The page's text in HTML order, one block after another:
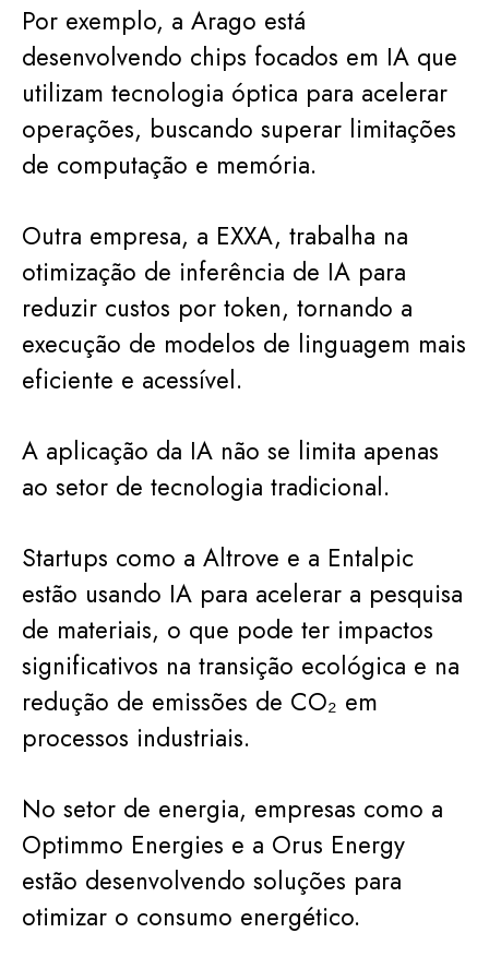
Por exemplo, a Arago está
desenvolvendo chips focados em IA que
utilizam tecnologia óptica para acelerar
operações, buscando superar limitações
de computação e memória.
Outra empresa, a EXXA, trabalha na
otimização de inferência de IA para
reduzir custos por token, tornando a
execução de modelos de linguagem mais
eficiente e acessível.
A aplicação da IA não se limita apenas
ao setor de tecnologia tradicional.
Startups como a Altrove e a Entalpic
estão usando IA para acelerar a pesquisa
de materiais, o que pode ter impactos
significativos na transição ecológica e na
redução de emissões de CO₂ em
processos industriais.
No setor de energia, empresas como a
Optimmo Energies e a Orus Energy
estão desenvolvendo soluções para
otimizar o consumo energético.